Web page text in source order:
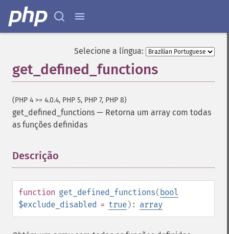
Selecione a língua:
get_defined_functions
(PHP 4 >= 4.0.4, PHP 5, PHP 7, PHP 8)
get_defined_functions — Retorna um array com todas
as funções definidas
Descrição
function get_defined_functions(bool
$exclude_disabled = true): array